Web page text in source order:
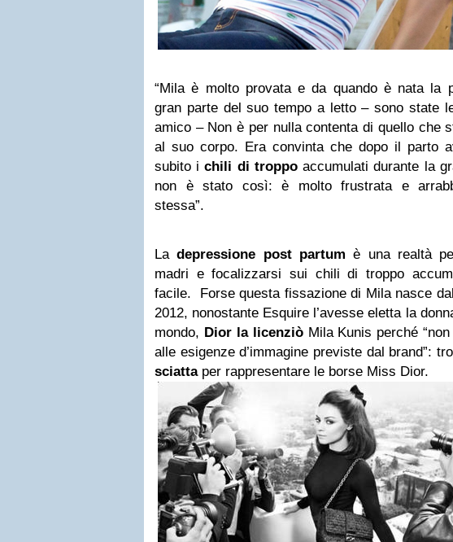
“Mila è molto provata e da quando è nata la
gran parte del suo tempo a letto – sono state
amico – Non è per nulla contenta di quello che
al suo corpo. Era convinta che dopo il parto
subito ichili di troppoaccumulati durante la
non è stato così: è molto frustrata e
stessa”.
Ladepressione post partumè una realtà
madri e focalizzarsi sui chili di troppo
facile. Forse questa fissazione di Mila nasce
2012, nonostante Esquire l’avesse eletta la
mondo, Diorla licenziòMila Kunis perché
alle esigenze d’immagine previste dal brand”:
sciattaper rappresentare le borse Miss Dior.